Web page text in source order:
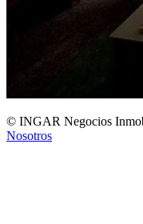
© INGAR Negocios
Nosotros